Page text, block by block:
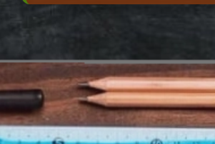
Đang mởhttps://erci.edu.vn/cau-do-